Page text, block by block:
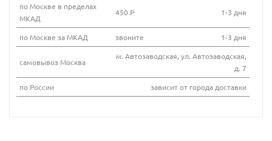
по Москве в пределах
МКАД
450 Р 1-3 дня
по Москве за МКАД звоните 1-3 дня
самовывоз Москва
м. Автозаводская, ул. Автозаводская,
д. 7
по России
зависит от города доставки